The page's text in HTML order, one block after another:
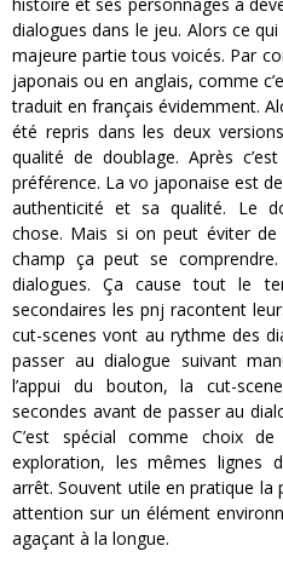
dialogues dans le jeu. Alors ce qui
majeure partie tous voicés. Par
japonais ou en anglais, comme
traduit en français évidemment.
été repris dans les deux
qualité de doublage. Après
préférence. La vo japonaise est
authenticité et sa qualité. Le
chose. Mais si on peut éviter
champ ça peut se
dialogues. Ça cause tout le
secondaires les pnj racontent
cut-scenes vont au rythme des
passer au dialogue suivant
l’appui du bouton, la cut-
secondes avant de passer au
C’est spécial comme choix
exploration, les mêmes lignes
arrêt. Souvent utile en pratique
attention sur un élément
agaçant à la longue.